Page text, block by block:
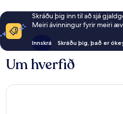
Skráðu þig inn til að sjá
Meiri ávinningur fyrir meiri
Innskrá Skráðu þig, það er
Um hverfið